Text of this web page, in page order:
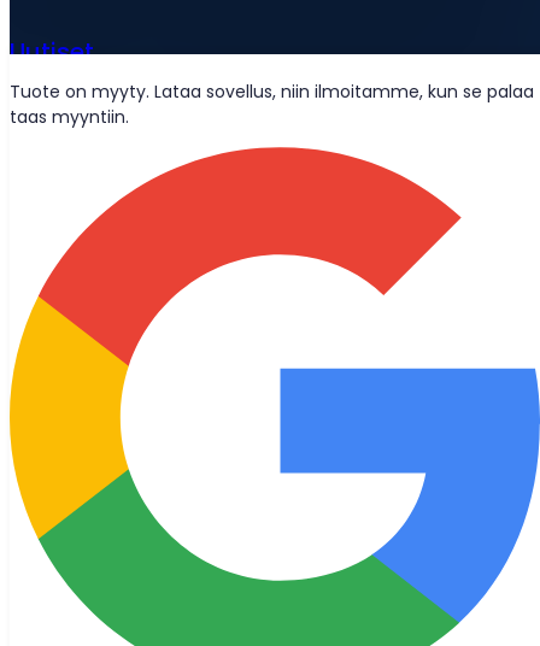
Tuote on myyty. Lataa sovellus, niin ilmoitamme, kun se palaa
taas myyntiin.
Uutiset
Ollaanko kavereita?
Pysy ajan tasalla uusimman uutisten, blogikirjoitusten ja
tuotepäivitysten kanssa, jotka toimitetaan suoraan
postilaatikkoosi.
© 2026 Bought Oy
Mediayhteydenotot
Tuki
support@bought.app
Evästeasetukset Käyttöehdot Tietosuojakäytäntö